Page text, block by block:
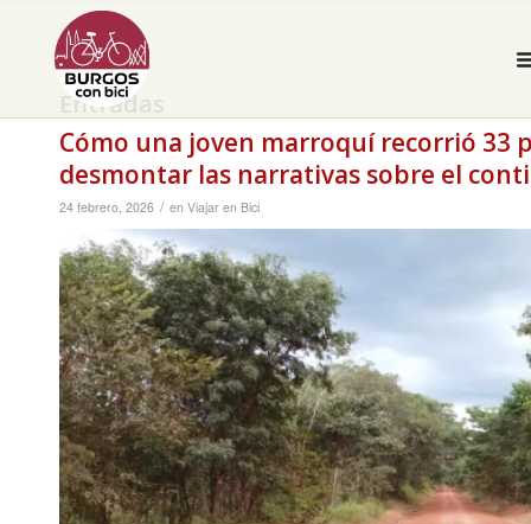
Entradas
Cómo una joven marroquí recorrió 33
desmontar las narrativas sobre el
24 febrero, 2026 / en Viajar en Bici